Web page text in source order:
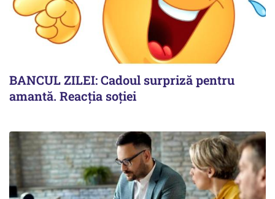
BANCUL ZILEI: Cadoul surpriză pentru
amantă. Reacția soției